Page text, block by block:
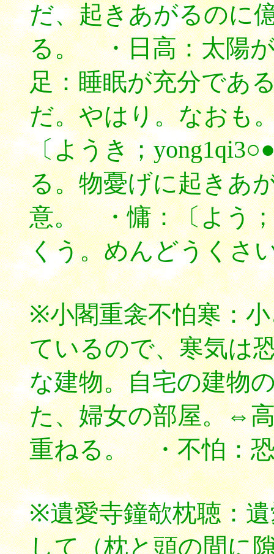
だ、起きあがるのに
る。 ・日高：太陽
足：睡眠が充分であ
だ。やはり。なおも
〔ようき；
る。物憂げに起きあ
意。 ・慵：〔よう
くう。めんどうくさ
※小閣重衾不怕寒：
ているので、寒気は
な建物。自宅の建物
た、婦女の部屋。⇔
重ねる。 ・不怕：
※遺愛寺鐘欹枕聴：
して（枕と頭の間に